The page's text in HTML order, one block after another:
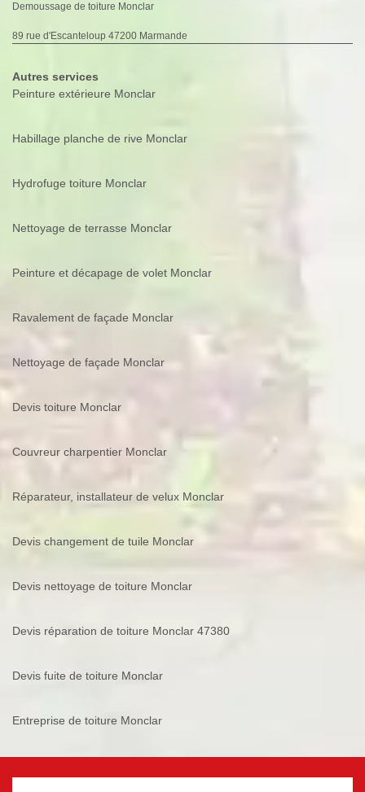
Demoussage de toiture Monclar
89 rue d'Escanteloup 47200 Marmande
Autres services
Peinture extérieure Monclar
Habillage planche de rive Monclar
Hydrofuge toiture Monclar
Nettoyage de terrasse Monclar
Peinture et décapage de volet Monclar
Ravalement de façade Monclar
Nettoyage de façade Monclar
Devis toiture Monclar
Couvreur charpentier Monclar
Réparateur, installateur de velux Monclar
Devis changement de tuile Monclar
Devis nettoyage de toiture Monclar
Devis réparation de toiture Monclar 47380
Devis fuite de toiture Monclar
Entreprise de toiture Monclar